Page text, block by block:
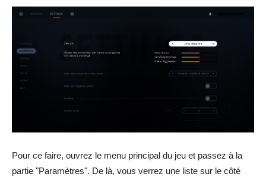
Pour ce faire, ouvrez le menu principal du jeu et passez à la
partie "Paramètres". De là, vous verrez une liste sur le côté